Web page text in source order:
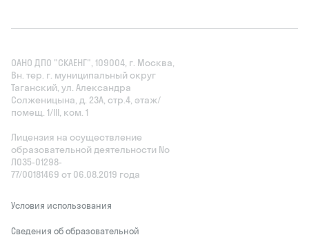
ОАНО ДПО "СКАЕНГ", 109004, г. Москва,
Вн. тер. г. муниципальный округ
Таганский, ул. Александра
Солженицына, д. 23А, стр.4, этаж/
помещ. 1/III, ком. 1
Лицензия на осуществление
образовательной деятельности No
Л035‑01298-
77/00181469 от 06.08.2019 года
Условия использования
Сведения об образовательной